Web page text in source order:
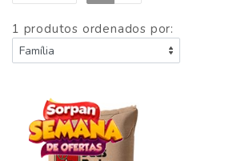
1 produtos ordenados por: